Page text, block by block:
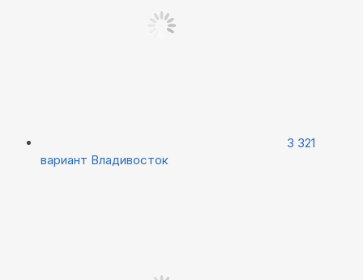
3 321
вариант Владивосток